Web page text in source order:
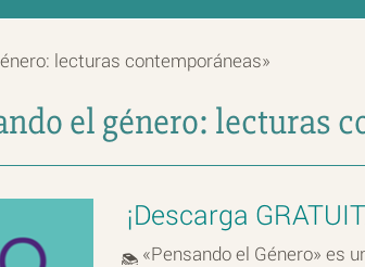
lecturas contemporáneas»
el género: lecturas
¡Descarga
«Pensando el Género» es